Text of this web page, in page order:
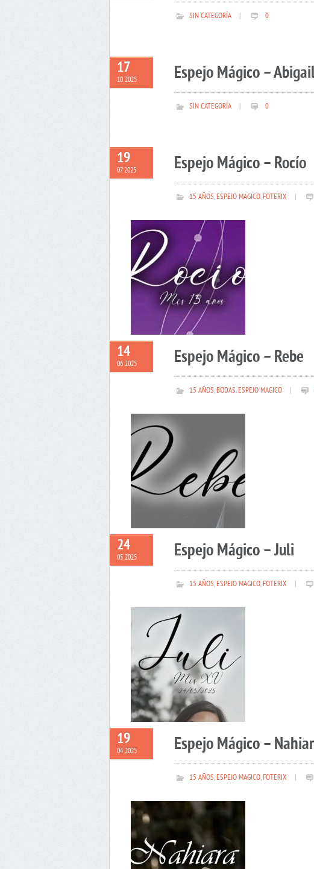
SIN CATEGORÍA 0
17
10 2025 Espejo Mágico –
SIN CATEGORÍA 0
19
07 2025 Espejo Mágico – Rocío
15 AÑOS,ESPEJO MAGICO,FOTERIX
14
06 2025 Espejo Mágico – Rebe
15 AÑOS,BODAS,ESPEJO MAGICO
24
05 2025 Espejo Mágico – Juli
15 AÑOS,ESPEJO MAGICO,FOTERIX
19
04 2025 Espejo Mágico –
15 AÑOS,ESPEJO MAGICO,FOTERIX